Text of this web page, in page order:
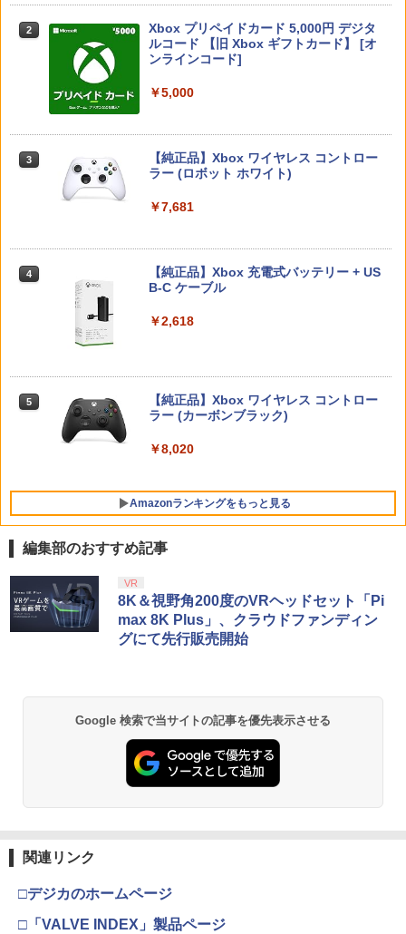
2
コーエーテクモゲームス 真・三國無双2
with 猛将伝 Remastered【Switch 2】
POTPABCVA [POTPABCVA]
￥6,640
3
【特典】ファイナルファンタジー レゾナ
ンス Switch2版(【初回封入特典】魔導
し騎士のスタートダッシュパック)
Nintendo Switch 2 Edition
オブ ザ ワイルド Nintendo Switch 2 Ed
￥7,710
【中古】【PS5】Ed-0: Zombie Uprisin
g 【CEROレーティング「Z」】
￥1,079
【中古】PS5 ホグワーツ・レガシー
￥1,480
用 ホコリキャッチャー2【ホコリ侵入防
止/USBキャップ/コントローラ用キャッ
ブラック
￥2,332
PS5 Pro 冷却ファン PS5スリム用 冷却
ファン 自動温度検出 3段階風速調整 LED
ライト USB付き 低騒音 急速冷却 放熱
プレステ5スリム用 ディスク/デジタル版
対応 PS5 周辺機器 PS5 Pro 新型PS5
￥529
【中古】牧場物語 キラキラ太陽となかま
【中古】オーバーライド 2:スーパーメカ
￥1,803
￥5,480
￥8,580
￥8,751
￥8,751
スプラトゥーン レイダース -Switch2
3 Nintendo Switch 2(日本語・国内専用)
￥55,871
ニンテンドープリペイド番号 9000円|オ
5
ニンテンドープリペイド番号 5000円|オ
ンラインコード版
￥5,000
Beast of Reincarnation -PS5 【特典】
プロダクトコード 封入
￥7,286
【純正品】ディスクドライブ(CFI-ZDD1
【純正品】DualSense ワイヤレスコン
ZCT2J01)
【純正品】DualSense ワイヤレスコン
2
Xbox プリペイドカード 5,000円 デジタ
ルコード 【旧 Xbox ギフトカード】 [オ
ンラインコード]
￥5,000
3
【純正品】Xbox ワイヤレス コントロー
ラー (ロボット ホワイト)
￥7,681
4
【純正品】Xbox 充電式バッテリー + US
B-C ケーブル
￥2,618
5
【純正品】Xbox ワイヤレス コントロー
ラー (カーボンブラック)
￥8,020
Amazonランキングをもっと見る
第三章 蛇神 (Amazon.co.jp限定オリジ
ナル三方背収納ケース付きコレクション)
(オリジナル特典:オリジナル巾着＋メー
カー特典:【坤と離】二振りの剣、十翼よ
劇場版「鬼滅の刃」無限城編 第一章 猗
窩座再来 通常版 [Blu-ray]
劇場版「鬼滅の刃」無限城編 第一章 猗
窩座再来 通常版 [DVD]
編集部のおすすめ記事
VR
8K＆視野角200度のVRヘッドセット「Pi
max 8K Plus」、クラウドファンディン
グにて先行販売開始
Google 検索で当サイトの記事を優先表示させる
関連リンク
□デジカのホームページ
□「VALVE INDEX」製品ページ